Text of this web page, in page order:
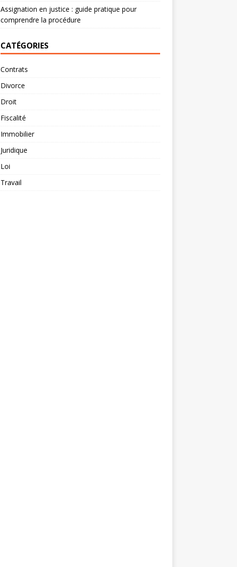
Assignation en justice : guide pratique pour
comprendre la procédure
CATÉGORIES
Contrats
Divorce
Droit
Fiscalité
Immobilier
Juridique
Loi
Travail